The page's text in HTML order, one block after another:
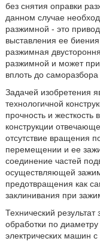
без снятия оправки
данном случае
разжимной - это
выставления ее
разжимная
разжимной и может
вплоть до саморазбора
Задачей изобретения
технологичной
прочность и жесткость
конструкции
отсутствие вращения
перемещении и ее
соединение частей
осуществляющей
предотвращения как
заклинивания при
Технический
обработки по
электрических машин